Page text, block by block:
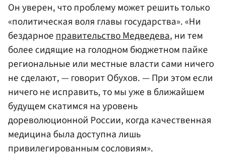
Он уверен, что проблему может решить только
«политическая воля главы государства». «Ни
бездарноеправительство Медведева, ни тем
более сидящие на голодном бюджетном пайке
региональные или местные власти сами ничего
не сделают, — говорит Обухов. — При этом если
ничего не исправить, то мы уже в ближайшем
будущем скатимся на уровень
дореволюционной России, когда качественная
медицина была доступна лишь
привилегированным сословиям».